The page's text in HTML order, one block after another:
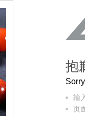
抱
输
页